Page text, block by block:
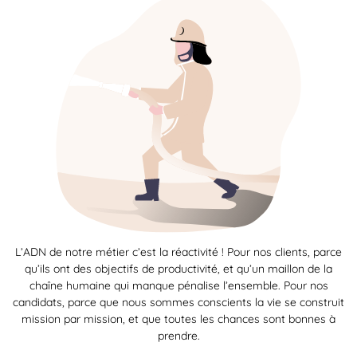
L’ADN de notre métier c’est la réactivité ! Pour nos clients, parce
qu’ils ont des objectifs de productivité, et qu’un maillon de la
chaîne humaine qui manque pénalise l’ensemble. Pour nos
candidats, parce que nous sommes conscients la vie se construit
mission par mission, et que toutes les chances sont bonnes à
prendre.